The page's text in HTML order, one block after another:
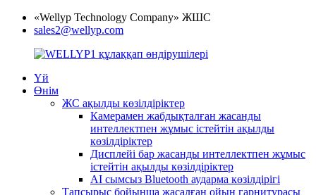
«Wellyp Technology Company» ЖШС
sales2@wellyp.com
Үй
Өнім
ЖС ақылды көзілдіріктер
Камерамен жабдықталған жасанды
интеллектпен жұмыс істейтін ақылды
көзілдіріктер
Дисплейі бар жасанды интеллектпен жұмыс
істейтін ақылды көзілдіріктер
AI сымсыз Bluetooth аударма көзілдірігі
Тапсырыс бойынша жасалған ойын гарнитурасы